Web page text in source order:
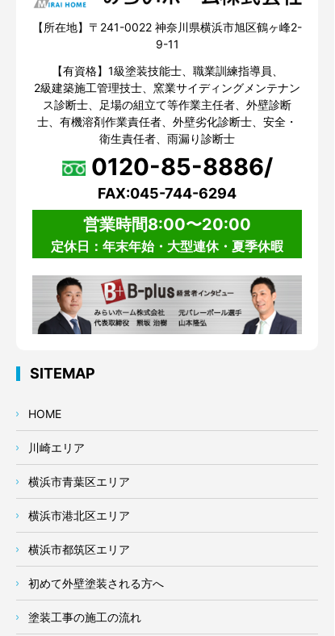
【所在地】〒241-0022 神奈川県横浜市旭区鶴ヶ峰2-
9-11
【有資格】1級塗装技能士、職業訓練指導員、
2級建築施工管理技士、窯業サイディングメンテナン
ス診断士、足場の組立て等作業主任者、外壁診断
士、有機溶剤作業責任者、外壁劣化診断士、安全・
衛生責任者、雨漏り診断士
0120-85-8886/
FAX:045-744-6294
営業時間8:00〜20:00
定休日：年末年始・大型連休・夏季休暇
SITEMAP
HOME
川崎エリア
横浜市青葉区エリア
横浜市港北区エリア
横浜市都筑区エリア
初めて外壁塗装される方へ
塗装工事の施工の流れ